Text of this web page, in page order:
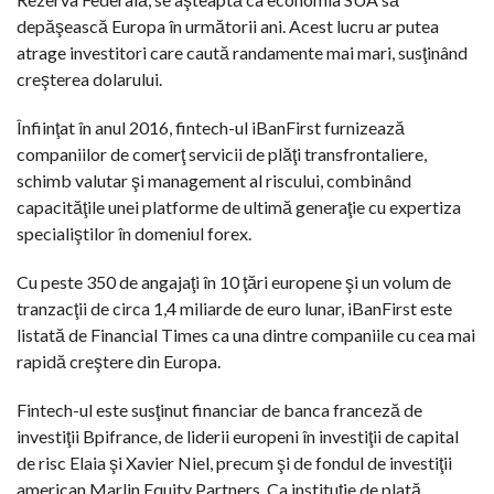
depăşească Europa în următorii ani. Acest lucru ar putea
atrage investitori care caută randamente mai mari, susţinând
creşterea dolarului.
Înfiinţat în anul 2016, fintech-ul iBanFirst furnizează
companiilor de comerţ servicii de plăţi transfrontaliere,
schimb valutar şi management al riscului, combinând
capacităţile unei platforme de ultimă generaţie cu expertiza
specialiştilor în domeniul forex.
Cu peste 350 de angajaţi în 10 ţări europene şi un volum de
tranzacţii de circa 1,4 miliarde de euro lunar, iBanFirst este
listată de Financial Times ca una dintre companiile cu cea mai
rapidă creştere din Europa.
Fintech-ul este susţinut financiar de banca franceză de
investiţii Bpifrance, de liderii europeni în investiţii de capital
de risc Elaia şi Xavier Niel, precum şi de fondul de investiţii
american Marlin Equity Partners. Ca instituţie de plată